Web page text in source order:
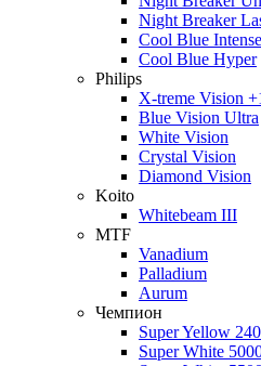
Night Breaker
Cool Blue Intense
Cool Blue Hyper
Philips
X-treme Vision
Blue Vision Ultra
White Vision
Crystal Vision
Diamond Vision
Koito
Whitebeam III
MTF
Vanadium
Palladium
Aurum
Чемпион
Super Yellow
Super White